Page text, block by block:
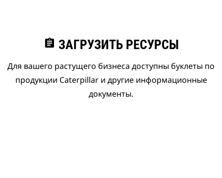
assignment ЗАГРУЗИТЬ РЕСУРСЫ
Для вашего растущего бизнеса доступны буклеты по
продукции Caterpillar и другие информационные
документы.